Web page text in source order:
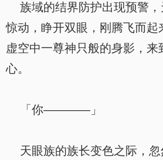
族域的结界防护出现预警，
惊动，睁开双眼，刚腾飞而起
虚空中一尊神只般的身影，来
心。
「你————」
天眼族的族长变色之际，忽